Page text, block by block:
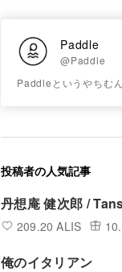
Paddle
@Paddle
Paddleというやちむ
投稿者の人気記事
丹想庵 健次郎 /
209.20 ALIS
俺のイタリアン